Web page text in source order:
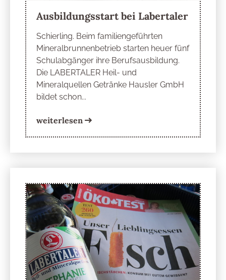
Ausbildungsstart bei Labertaler
Schierling. Beim familiengeführten
Mineralbrunnenbetrieb starten heuer fünf
Schulabgänger ihre Berufsausbildung.
Die LABERTALER Heil- und
Mineralquellen Getränke Hausler GmbH
bildet schon...
weiterlesen